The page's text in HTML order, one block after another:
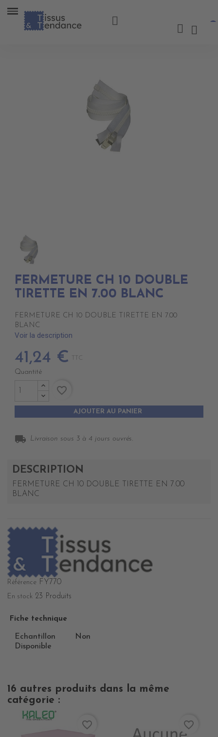
FERMETURE CH 10 DOUBLE
TIRETTE EN 7.00 BLANC
FERMETURE CH 10 DOUBLE TIRETTE EN 7.00
BLANC
Voir la description
41,24 € TTC
Quantité
AJOUTER AU PANIER
favorite_border
local_shipping Livraison sous 3 à 4 jours ouvrés.
DESCRIPTION
FERMETURE CH 10 DOUBLE TIRETTE EN 7.00
BLANC
Référence FY770
En stock 23 Produits
Fiche technique
Echantillon
Disponible
Non
16 autres produits dans la même
catégorie :
favorite_border favorite_border